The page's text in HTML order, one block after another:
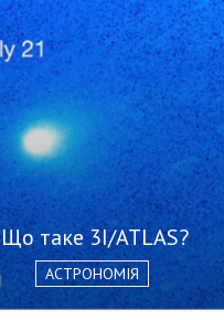
Що таке 3I/ATLAS?
АСТРОНОМІЯ